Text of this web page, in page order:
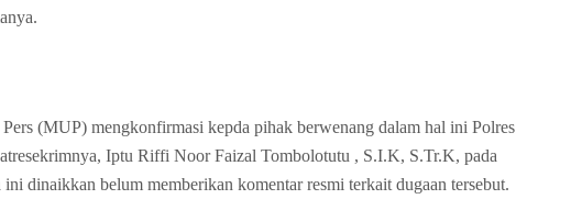
(MUP) mengkonfirmasi kepda pihak berwenang dalam hal ini Polres
Iptu Riffi Noor Faizal Tombolotutu , S.I.K, S.Tr.K, pada
dinaikkan belum memberikan komentar resmi terkait dugaan tersebut.